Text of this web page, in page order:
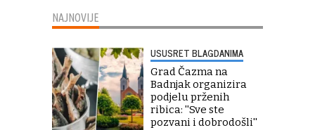
NAJNOVIJE
USUSRET BLAGDANIMA
Grad Čazma na
Badnjak organizira
podjelu prženih
ribica: ''Sve ste
pozvani i dobrodošli''